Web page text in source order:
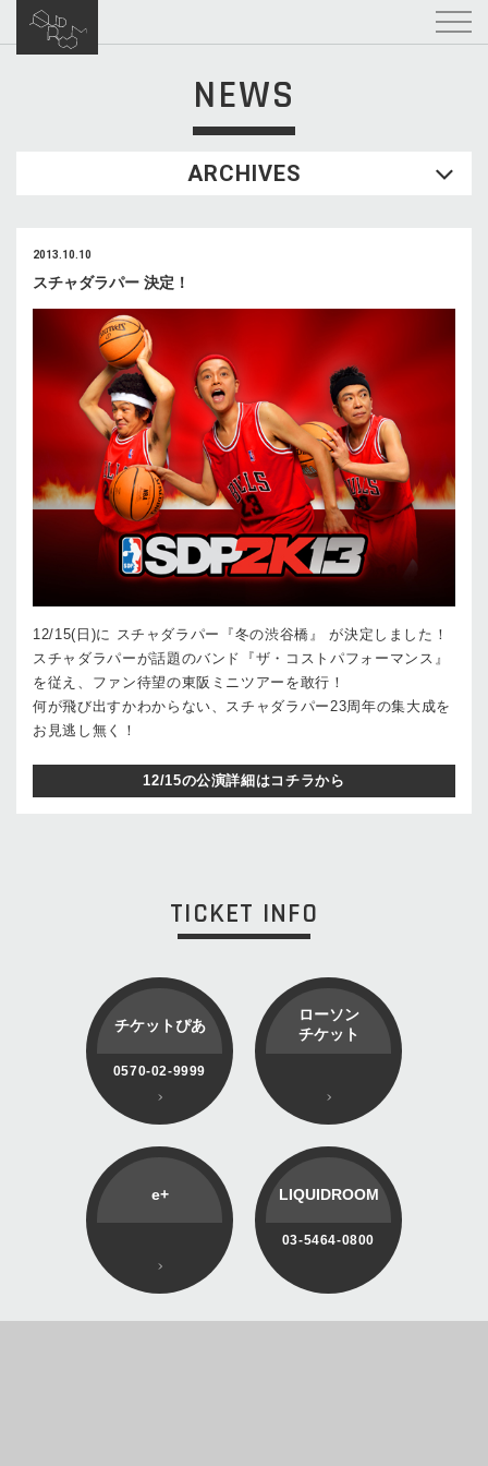
NEWS
ARCHIVES
2013.10.10
スチャダラパー 決定！
12/15(日)に スチャダラパー『冬の渋谷橋』 が決定しました！
スチャダラパーが話題のバンド『ザ・コストパフォーマンス』
を従え、ファン待望の東阪ミニツアーを敢行！
何が飛び出すかわからない、スチャダラパー23周年の集大成を
お見逃し無く！
12/15の公演詳細はコチラから
TICKET INFO
チケットぴあ
0570-02-9999
ローソン
チケット
e+ LIQUIDROOM
03-5464-0800